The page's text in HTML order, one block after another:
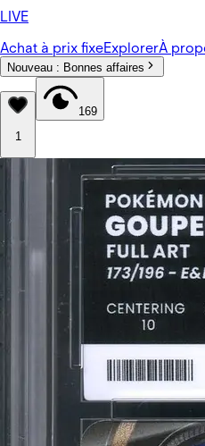
LIVE
Achat à prix fixeExplorerÀ
Nouveau : Bonnes affaires
1
169